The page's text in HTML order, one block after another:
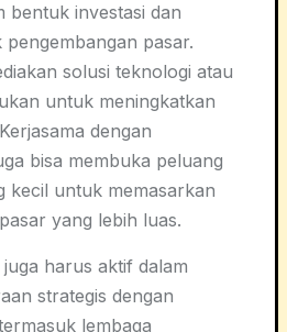
bentuk investasi dan
pasar.
solusi teknologi atau
untuk meningkatkan
dengan
bisa membuka peluang
kecil untuk memasarkan
yang lebih luas.
harus aktif dalam
strategis dengan
lembaga